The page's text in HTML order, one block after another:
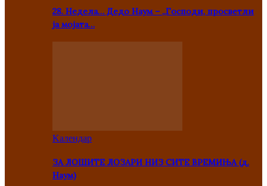
28. Недела… Дедо Наум – „Господи, просветли
ја мојата…
Kалендар
ЗА ЛОШИТЕ ЛОЗАРИ НИЗ СИТЕ ВРЕМИЊА (д.
Наум)